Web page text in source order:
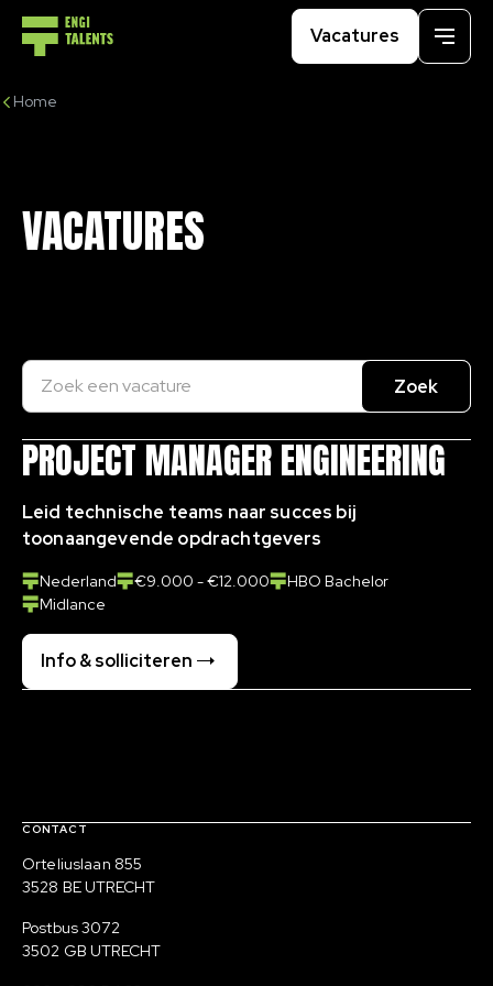
Vacatures
Menu
Home
VACATURES
Title
PROJECT MANAGER ENGINEERING
Leid technische teams naar succes bij
toonaangevende opdrachtgevers
Nederland €9.000 - €12.000
HBO Bachelor
Midlance
Info & solliciteren
Contact, verdere links en colofon
CONTACT
Bezoek adres
Orteliuslaan 855
3528 BE UTRECHT
Post adres
Postbus 3072
3502 GB UTRECHT